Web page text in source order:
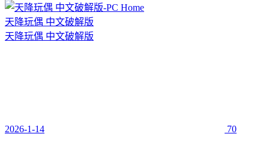
天降玩偶 中文破解版
天降玩偶 中文破解版
2026-1-14 70